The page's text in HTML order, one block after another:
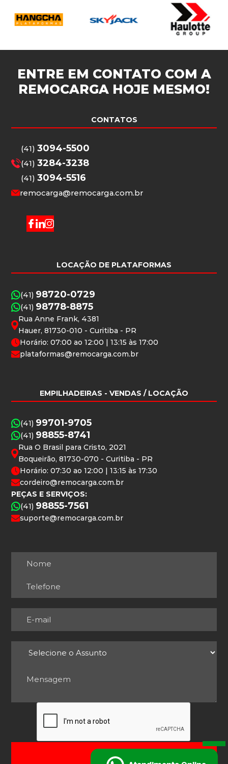
ENTRE EM CONTATO COM A
REMOCARGA HOJE MESMO!
CONTATOS
(41)3094-5500
(41)3284-3238
(41)3094-5516
remocarga@remocarga.com.br
LOCAÇÃO DE PLATAFORMAS
(41) 98720-0729
(41) 98778-8875
Rua Anne Frank, 4381
Hauer, 81730-010 - Curitiba - PR
Horário: 07:00 ao 12:00 | 13:15 às 17:00
plataformas@remocarga.com.br
EMPILHADEIRAS - VENDAS / LOCAÇÃO
(41) 99701-9705
(41) 98855-8741
Rua O Brasil para Cristo, 2021
Boqueirão, 81730-070 - Curitiba - PR
Horário: 07:30 ao 12:00 | 13:15 às 17:30
cordeiro@remocarga.com.br
PEÇAS E SERVIÇOS:
(41) 98855-7561
suporte@remocarga.com.br
ENVIAR